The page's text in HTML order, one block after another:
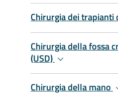
Chirurgia dei trapianti
Chirurgia della fossa
(USD)
Chirurgia della mano